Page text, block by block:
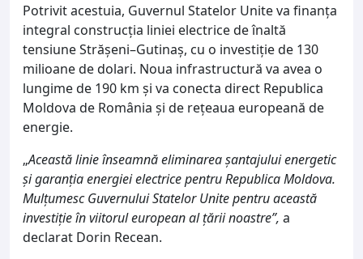
Potrivit acestuia, Guvernul Statelor Unite va finanța
integral construcția liniei electrice de înaltă
tensiune Strășeni–Gutinaș, cu o investiție de 130
milioane de dolari. Noua infrastructură va avea o
lungime de 190 km și va conecta direct Republica
Moldova de România și de rețeaua europeană de
energie.
„Această linie înseamnă eliminarea șantajului energetic
și garanția energiei electrice pentru Republica Moldova.
Mulțumesc Guvernului Statelor Unite pentru această
investiție în viitorul european al țării noastre”, a
declarat Dorin Recean.